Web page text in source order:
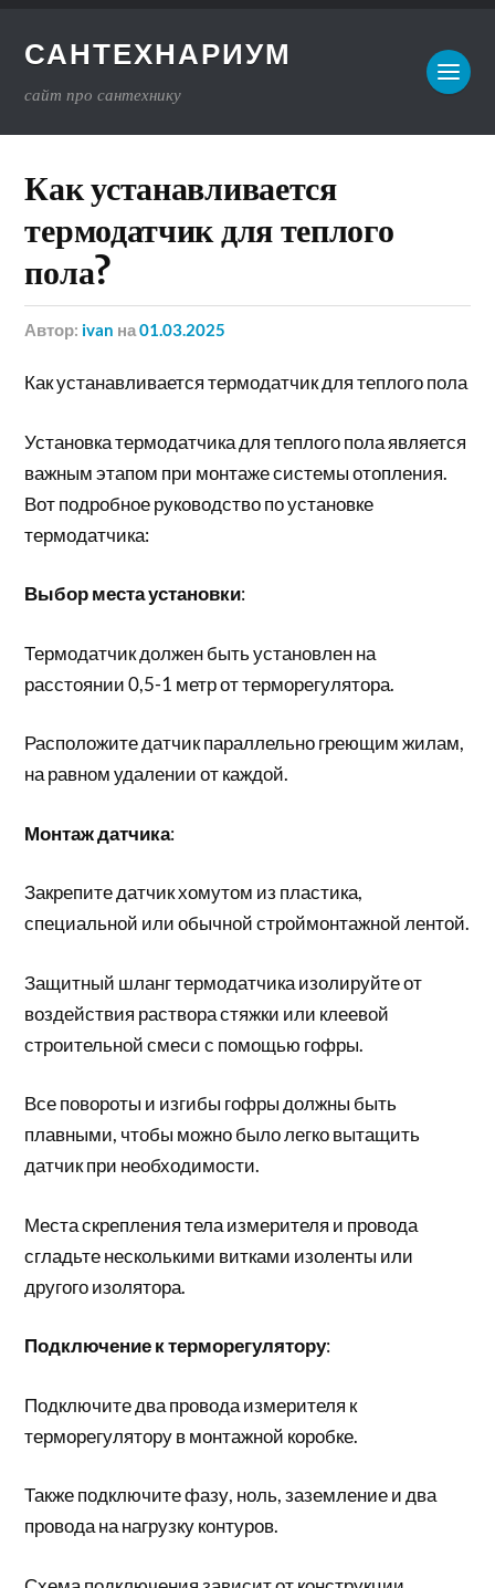
САНТЕХНАРИУМ
сайт про сантехнику
Как устанавливается
термодатчик для теплого
пола?
Автор: ivan на01.03.2025
Как устанавливается термодатчик для теплого пола
Установка термодатчика для теплого пола является
важным этапом при монтаже системы отопления.
Вот подробное руководство по установке
термодатчика:
Выбор места установки:
Термодатчик должен быть установлен на
расстоянии 0,5-1 метр от терморегулятора.
Расположите датчик параллельно греющим жилам,
на равном удалении от каждой.
Монтаж датчика:
Закрепите датчик хомутом из пластика,
специальной или обычной строймонтажной лентой.
Защитный шланг термодатчика изолируйте от
воздействия раствора стяжки или клеевой
строительной смеси с помощью гофры.
Все повороты и изгибы гофры должны быть
плавными, чтобы можно было легко вытащить
датчик при необходимости.
Места скрепления тела измерителя и провода
сгладьте несколькими витками изоленты или
другого изолятора.
Подключение к терморегулятору:
Подключите два провода измерителя к
терморегулятору в монтажной коробке.
Также подключите фазу, ноль, заземление и два
провода на нагрузку контуров.